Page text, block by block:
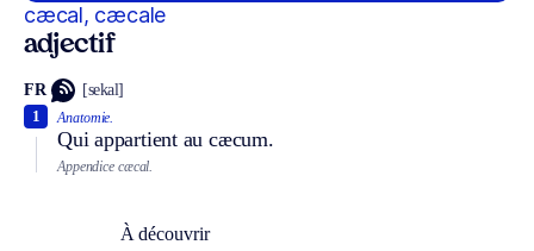
cæcal, cæcale
adjectif
FR [sekal]
Anatomie.
Qui appartient au cæcum.
1
Appendice cæcal.
À découvrir